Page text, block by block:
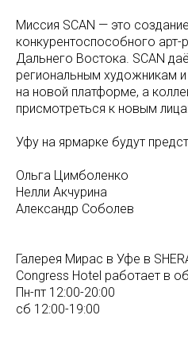
Миссия SCAN — это
конкурентоспособного арт-
Дальнего Востока. SCAN
региональным художникам
на новой платформе, а
присмотреться к новым
Уфу на ярмарке будут
Ольга Цимболенко
Нелли Акчурина
Александр Соболев
Галерея Мирас в Уфе в
Congress Hotel работает в
Пн-пт 12:00-20:00
сб 12:00-19:00